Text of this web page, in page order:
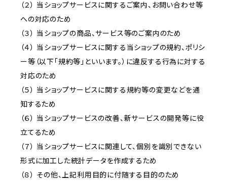
（２） 当ショップサービスに関するご案内、お問い合わせ等
への対応のため
（３） 当ショップの商品、サービス等のご案内のため
（４） 当ショップサービスに関する当ショップの規約、ポリシ
ー等（以下「規約等」といいます。）に違反する行為に対する
対応のため
（５） 当ショップサービスに関する規約等の変更などを通
知するため
（６） 当ショップサービスの改善、新サービスの開発等に役
立てるため
（７） 当ショップサービスに関連して、個別を識別できない
形式に加工した統計データを作成するため
（８） その他、上記利用目的に付随する目的のため